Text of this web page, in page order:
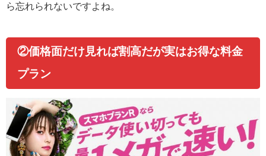
ら忘れられないですよね。
②価格面だけ見れば割高だが実はお得な料金
プラン